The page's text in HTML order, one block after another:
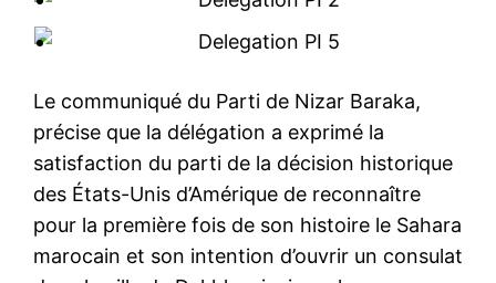
Le communiqué du Parti de Nizar Baraka,
précise que la délégation a exprimé la
satisfaction du parti de la décision historique
des États-Unis d’Amérique de reconnaître
pour la première fois de son histoire le Sahara
marocain et son intention d’ouvrir un consulat